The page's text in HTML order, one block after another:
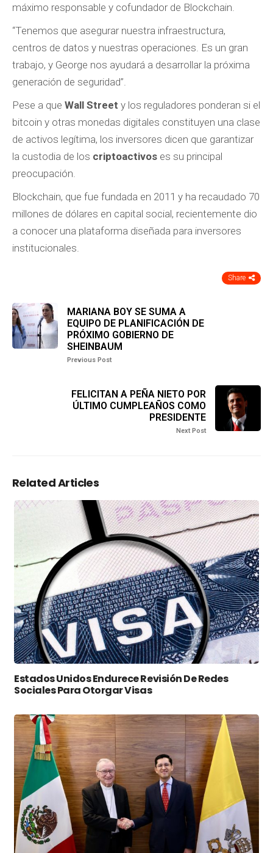
máximo responsable y cofundador de Blockchain.
“Tenemos que asegurar nuestra infraestructura,
centros de datos y nuestras operaciones. Es un gran
trabajo, y George nos ayudará a desarrollar la próxima
generación de seguridad”.
Pese a que Wall Street y los reguladores ponderan si el
bitcoin y otras monedas digitales constituyen una clase
de activos legítima, los inversores dicen que garantizar
la custodia de los criptoactivos es su principal
preocupación.
Blockchain, que fue fundada en 2011 y ha recaudado 70
millones de dólares en capital social, recientemente dio
a conocer una plataforma diseñada para inversores
institucionales.
Share
MARIANA BOY SE SUMA A
EQUIPO DE PLANIFICACIÓN DE
PRÓXIMO GOBIERNO DE
SHEINBAUM
Previous Post
FELICITAN A PEÑA NIETO POR
ÚLTIMO CUMPLEAÑOS COMO
PRESIDENTE
Next Post
Related Articles
Estados Unidos Endurece Revisión De Redes
Sociales Para Otorgar Visas